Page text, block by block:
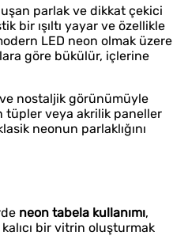
parlak ve dikkat çekici
bir ışıltı yayar ve özellikle
LED neon olmak üzere
göre bükülür, içlerine
ve nostaljik görünümüyle
tüpler veya akrilik paneller
neonun parlaklığını
neon tabela kullanımı,
bir vitrin oluşturmak